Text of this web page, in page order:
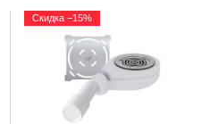
Скидка −15%